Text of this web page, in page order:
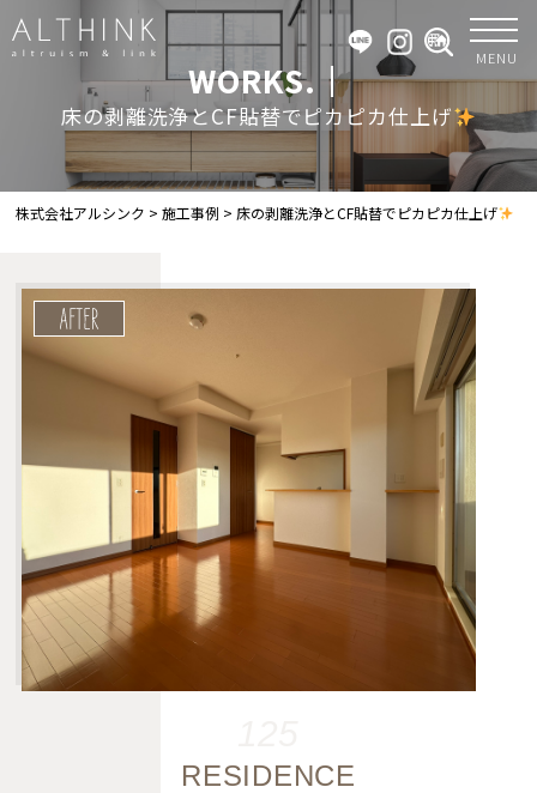
MENU
WORKS.｜
床の剥離洗浄とCF貼替でピカピカ仕上げ
株式会社アルシンク >施工事例 > 床の剥離洗浄とCF貼替でピカピカ仕上げ
RESIDENCE